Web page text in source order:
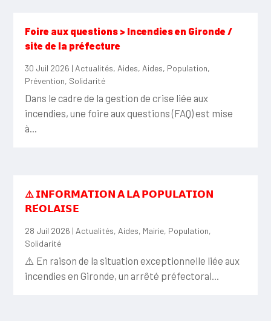
Foire aux questions > Incendies en Gironde /
site de la préfecture
30 Juil 2026 | Actualités, Aides, Aides, Population,
Prévention, Solidarité
Dans le cadre de la gestion de crise liée aux
incendies, une foire aux questions (FAQ) est mise
à...
⚠️ 𝗜𝗡𝗙𝗢𝗥𝗠𝗔𝗧𝗜𝗢𝗡 𝗔̀ 𝗟𝗔 𝗣𝗢𝗣𝗨𝗟𝗔𝗧𝗜𝗢𝗡
𝗥𝗘́𝗢𝗟𝗔𝗜𝗦𝗘
28 Juil 2026 | Actualités, Aides, Mairie, Population,
Solidarité
⚠️ En raison de la situation exceptionnelle liée aux
incendies en Gironde, un arrêté préfectoral...